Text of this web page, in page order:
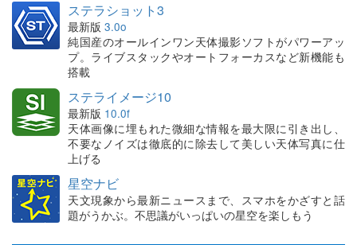
ステラショット3
最新版 3.0o
純国産のオールインワン天体撮影ソフトがパワーアッ
プ。ライブスタックやオートフォーカスなど新機能も
搭載
ステライメージ10
最新版 10.0f
天体画像に埋もれた微細な情報を最大限に引き出し、
不要なノイズは徹底的に除去して美しい天体写真に仕
上げる
星空ナビ
天文現象から最新ニュースまで、スマホをかざすと話
題がうかぶ。不思議がいっぱいの星空を楽しもう